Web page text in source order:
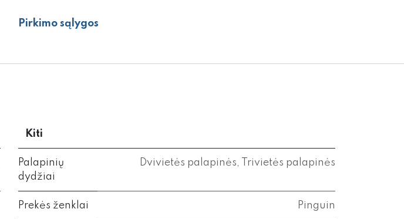
Pirkimo sąlygos
Kiti
Palapinių
dydžiai
Dvivietės palapinės Trivietės palapinės
Prekės ženklai Pinguin